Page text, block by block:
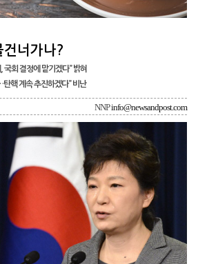
너가나?
국회 결정에 맡기겠다” 밝혀
핵 계속 추진하겠다” 비난
NNPinfo@newsandpost.com